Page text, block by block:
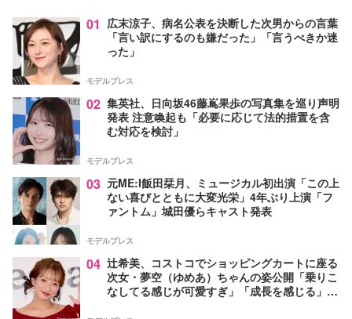
01 広末涼子、病名公表を決断した次男からの言葉
「言い訳にするのも嫌だった」「言うべきか迷
った」
モデルプレス
02 集英社、日向坂46藤嶌果歩の写真集を巡り声明
発表 注意喚起も「必要に応じて法的措置を含
む対応を検討」
モデルプレス
03 元ME:I飯田栞月、ミュージカル初出演「この上
ない喜びとともに大変光栄」4年ぶり上演「フ
ァントム」城田優らキャスト発表
モデルプレス
04 辻希美、コストコでショッピングカートに座る
次女・夢空（ゆめあ）ちゃんの姿公開「乗りこ
なしてる感じが可愛すぎ」「成長を感じる」の